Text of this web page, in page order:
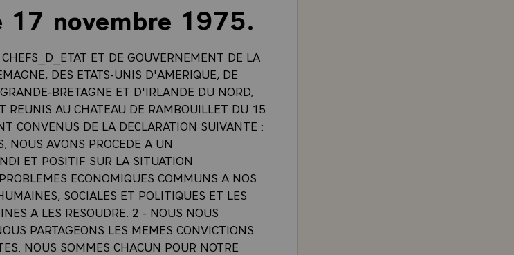
17 novembre 1975.
ET DE GOUVERNEMENT DE LA
DES ETATS-UNIS D'AMERIQUE, DE
BRETAGNE ET D'IRLANDE DU NORD,
REUNIS AU CHATEAU DE RAMBOUILLET DU 15
CONVENUS DE LA DECLARATION SUIVANTE :
NOUS AVONS PROCEDE A UN
ET POSITIF SUR LA SITUATION
ECONOMIQUES COMMUNS A NOS
SOCIALES ET POLITIQUES ET LES
A LES RESOUDRE. 2 - NOUS NOUS
PARTAGEONS LES MEMES CONVICTIONS
NOUS SOMMES CHACUN POUR NOTRE